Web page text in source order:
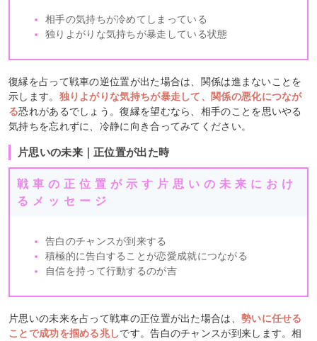
相手の気持ちが冷めてしまっている
独りよがりな気持ちが暴走している状態
復縁を占って戦車の逆位置が出た場合は、関係は進まないことを
示します。 独りよがりな気持ちが暴走して、関係の悪化につなが
る恐れがあるでしょう。復縁を望むなら、相手のことを思いやる
気持ちを忘れずに、冷静に向き合ってみてください。
片思いの未来｜正位置が出た時
戦車の正位置が示す片思いの未来におけ
るメッセージ
告白のチャンスが到来する
積極的に告白することが恋愛成就につながる
自信を持って行動するのが吉
片思いの未来を占って戦車の正位置が出た場合は、 勢いに任せる
ことで成功を掴める兆しです。告白のチャンスが到来します。相